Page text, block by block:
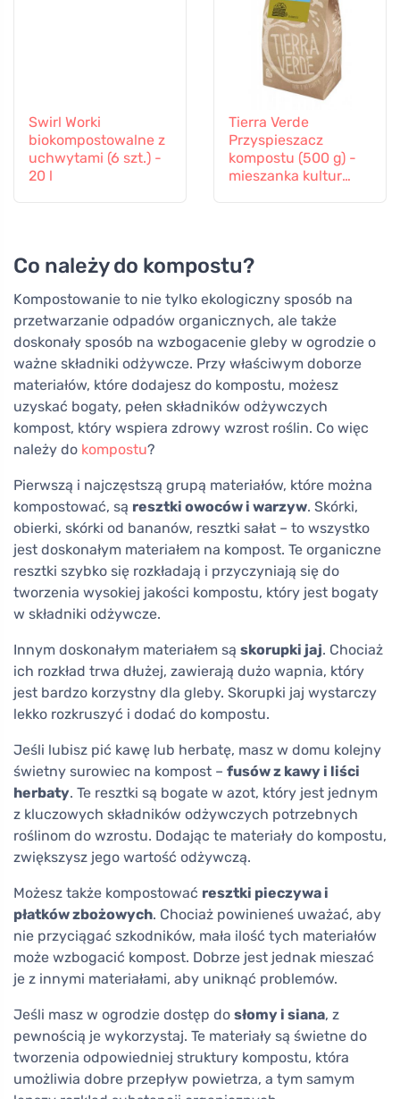
Swirl Worki
biokompostowalne z
uchwytami (6 szt.) -
20 l
Tierra Verde
Przyspieszacz
kompostu (500 g) -
mieszanka kultur
Co należy do kompostu?
Kompostowanie to nie tylko ekologiczny sposób na
przetwarzanie odpadów organicznych, ale także
doskonały sposób na wzbogacenie gleby w ogrodzie o
ważne składniki odżywcze. Przy właściwym doborze
materiałów, które dodajesz do kompostu, możesz
uzyskać bogaty, pełen składników odżywczych
kompost, który wspiera zdrowy wzrost roślin. Co więc
należy do kompostu?
Pierwszą i najczęstszą grupą materiałów, które można
kompostować, są resztki owoców i warzyw. Skórki,
obierki, skórki od bananów, resztki sałat – to wszystko
jest doskonałym materiałem na kompost. Te organiczne
resztki szybko się rozkładają i przyczyniają się do
tworzenia wysokiej jakości kompostu, który jest bogaty
w składniki odżywcze.
Innym doskonałym materiałem są skorupki jaj. Chociaż
ich rozkład trwa dłużej, zawierają dużo wapnia, który
jest bardzo korzystny dla gleby. Skorupki jaj wystarczy
lekko rozkruszyć i dodać do kompostu.
Jeśli lubisz pić kawę lub herbatę, masz w domu kolejny
świetny surowiec na kompost – fusów z kawy i liści
herbaty. Te resztki są bogate w azot, który jest jednym
z kluczowych składników odżywczych potrzebnych
roślinom do wzrostu. Dodając te materiały do kompostu,
zwiększysz jego wartość odżywczą.
Możesz także kompostować resztki pieczywa i
płatków zbożowych. Chociaż powinieneś uważać, aby
nie przyciągać szkodników, mała ilość tych materiałów
może wzbogacić kompost. Dobrze jest jednak mieszać
je z innymi materiałami, aby uniknąć problemów.
Jeśli masz w ogrodzie dostęp do słomy i siana, z
pewnością je wykorzystaj. Te materiały są świetne do
tworzenia odpowiedniej struktury kompostu, która
umożliwia dobre przepływ powietrza, a tym samym